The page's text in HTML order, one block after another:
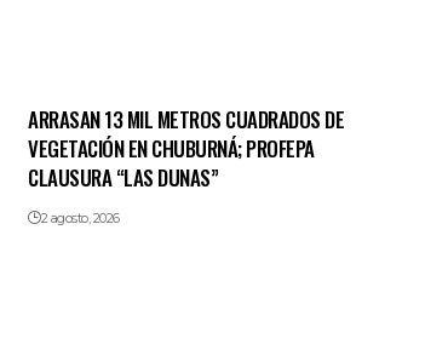
ARRASAN 13 MIL METROS CUADRADOS DE
VEGETACIÓN EN CHUBURNÁ; PROFEPA
CLAUSURA “LAS DUNAS”
2 agosto, 2026